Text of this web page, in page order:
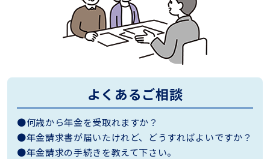
よくあるご相談
●何歳から年金を受取れますか？
●年金請求書が届いたけれど、どうすればよいですか？
●年金請求の手続きを教えて下さい。